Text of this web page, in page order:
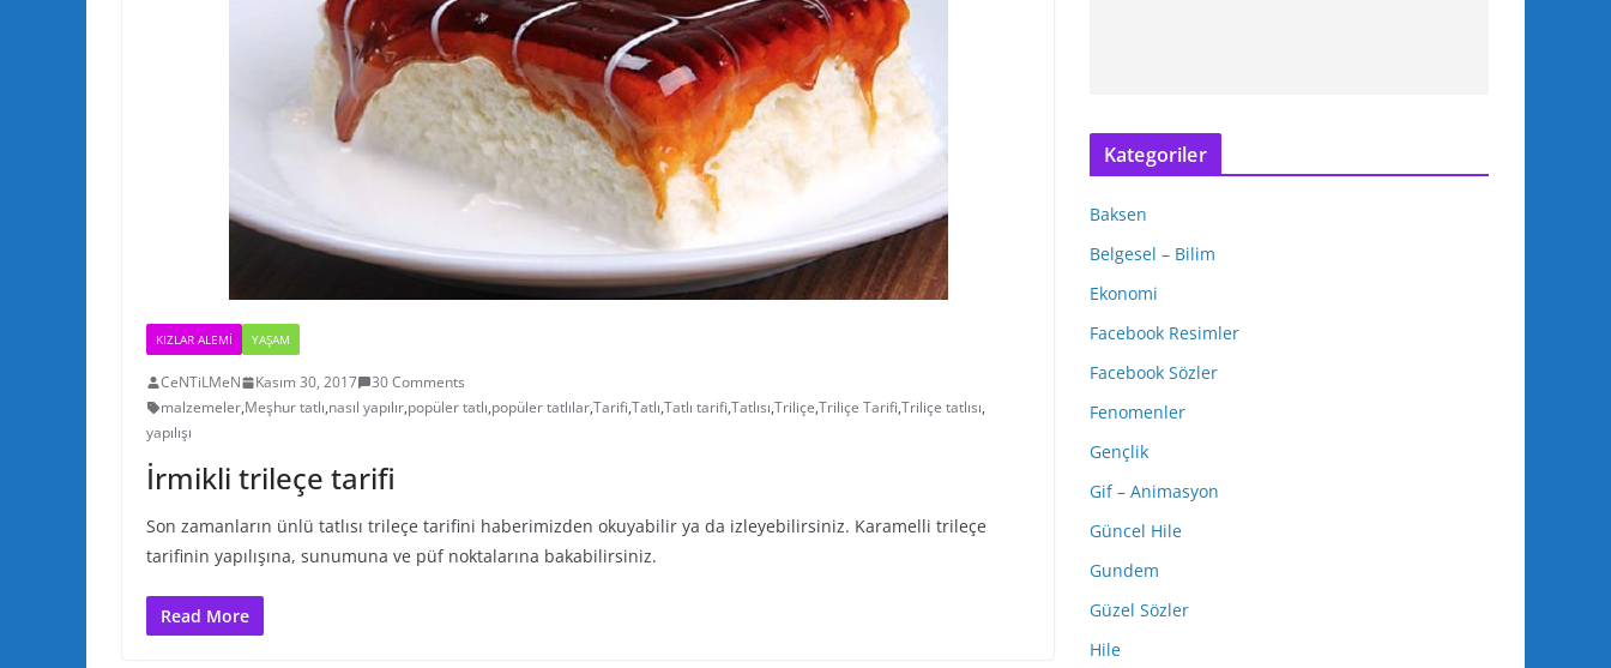
KIZLAR ALEMI YAŞAM
CeNTiLMeN Kasım 30, 2017
30 Comments
malzemeler,Meşhur tatlı,nasıl yapılır,popüler tatlı,popüler tatlılar,Tarifi,Tatlı,Tatlı tarifi,Tatlısı,Triliçe,Triliçe Tarifi,Triliçe tatlısı,
yapılışı
İrmikli trileçe tarifi
Son zamanların ünlü tatlısı trileçe tarifini haberimizden okuyabilir ya da izleyebilirsiniz. Karamelli trileçe
tarifinin yapılışına, sunumuna ve püf noktalarına bakabilirsiniz.
Read More
Kategoriler
Baksen
Belgesel – Bilim
Ekonomi
Facebook Resimler
Facebook Sözler
Fenomenler
Gençlik
Gif – Animasyon
Güncel Hile
Gundem
Güzel Sözler
Hile